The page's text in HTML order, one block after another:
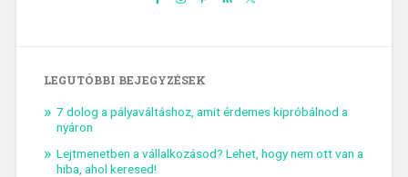
LEGUTÓBBI BEJEGYZÉSEK
7 dolog a pályaváltáshoz, amit érdemes kipróbálnod a
nyáron
Lejtmenetben a vállalkozásod? Lehet, hogy nem ott van a
hiba, ahol keresed!